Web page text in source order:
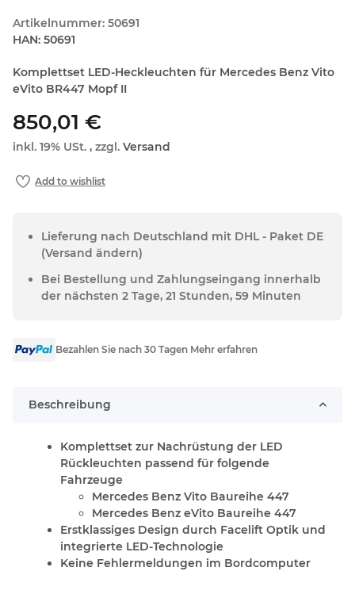
Artikelnummer: 50691
HAN: 50691
Komplettset LED-Heckleuchten für Mercedes Benz Vito
eVito BR447 Mopf II
850,01 €
inkl. 19% USt. , zzgl. Versand
Lieferung nach Deutschland mit DHL - Paket DE
(Versand ändern)
Bei Bestellung und Zahlungseingang innerhalb
der nächsten 2 Tage, 21 Stunden, 59 Minuten
Bezahlen Sie nach 30 Tagen Mehr erfahren
Beschreibung
Komplettset zur Nachrüstung der LED
Rückleuchten passend für folgende
Fahrzeuge
Mercedes Benz Vito Baureihe 447
Mercedes Benz eVito Baureihe 447
Erstklassiges Design durch Facelift Optik und
integrierte LED-Technologie
Keine Fehlermeldungen im Bordcomputer